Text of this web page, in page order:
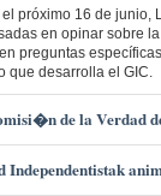
el próximo 16 de junio,
en opinar sobre
preguntas
que desarrolla el GIC.
de la Verdad
Independentistak